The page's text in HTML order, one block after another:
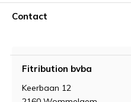
Contact
Fitribution bvba
Keerbaan 12